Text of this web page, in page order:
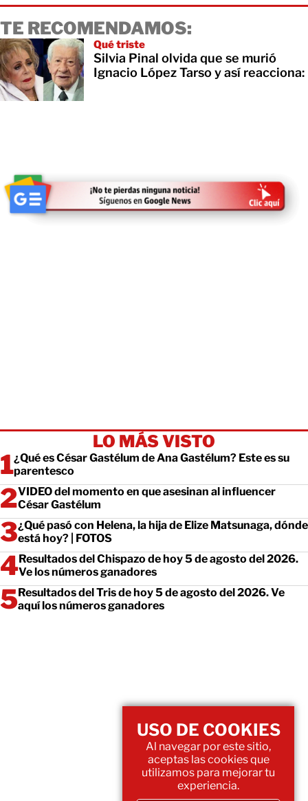
TE RECOMENDAMOS:
Qué triste
Silvia Pinal olvida que se murió
Ignacio López Tarso y así reacciona:
LO MÁS VISTO
¿Qué es César Gastélum de Ana Gastélum? Este es su
parentesco
VIDEO del momento en que asesinan al influencer
César Gastélum
¿Qué pasó con Helena, la hija de Elize Matsunaga, dónde
está hoy? | FOTOS
Resultados del Chispazo de hoy 5 de agosto del 2026.
Ve los números ganadores
Resultados del Tris de hoy 5 de agosto del 2026. Ve
aquí los números ganadores
USO DE COOKIES
Al navegar por este sitio,
aceptas las cookies que
utilizamos para mejorar tu
experiencia.